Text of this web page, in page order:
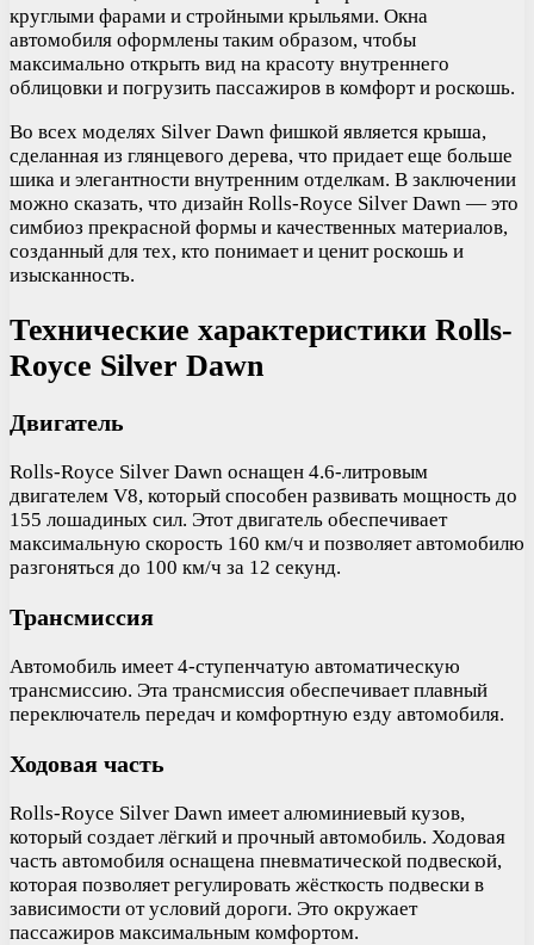
круглыми фарами и стройными крыльями. Окна
автомобиля оформлены таким образом, чтобы
максимально открыть вид на красоту внутреннего
облицовки и погрузить пассажиров в комфорт и роскошь.
Во всех моделях Silver Dawn фишкой является крыша,
сделанная из глянцевого дерева, что придает еще больше
шика и элегантности внутренним отделкам. В заключении
можно сказать, что дизайн Rolls-Royce Silver Dawn — это
симбиоз прекрасной формы и качественных материалов,
созданный для тех, кто понимает и ценит роскошь и
изысканность.
Технические характеристики Rolls-
Royce Silver Dawn
Двигатель
Rolls-Royce Silver Dawn оснащен 4.6-литровым
двигателем V8, который способен развивать мощность до
155 лошадиных сил. Этот двигатель обеспечивает
максимальную скорость 160 км/ч и позволяет автомобилю
разгоняться до 100 км/ч за 12 секунд.
Трансмиссия
Автомобиль имеет 4-ступенчатую автоматическую
трансмиссию. Эта трансмиссия обеспечивает плавный
переключатель передач и комфортную езду автомобиля.
Ходовая часть
Rolls-Royce Silver Dawn имеет алюминиевый кузов,
который создает лёгкий и прочный автомобиль. Ходовая
часть автомобиля оснащена пневматической подвеской,
которая позволяет регулировать жёсткость подвески в
зависимости от условий дороги. Это окружает
пассажиров максимальным комфортом.